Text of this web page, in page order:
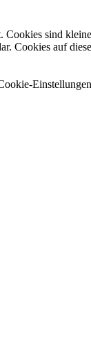
sind
Cookies auf